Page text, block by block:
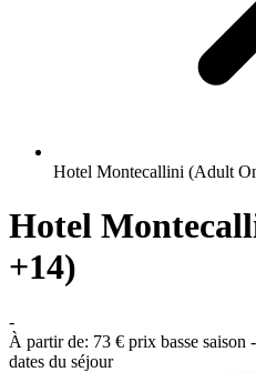
Hotel Montecallini (Adult
Hotel
+14)
-
À partir de: 73 € prix basse saison
dates du séjour